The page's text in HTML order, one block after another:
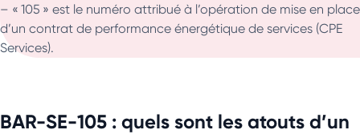
– « 105 » est le numéro attribué à l’opération de mise en place
d’un contrat de performance énergétique de services (CPE
Services).
BAR-SE-105 : quels sont les atouts d’un